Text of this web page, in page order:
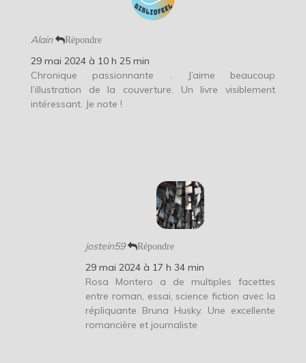
Alain Répondre
29 mai 2024 à 10 h 25 min
Chronique passionnante
. J’aime beaucoup
l’illustration de la couverture. Un livre visiblement
intéressant. Je note !
jostein59 Répondre
29 mai 2024 à 17 h 34 min
Rosa Montero a de multiples facettes
entre roman, essai, science fiction avec la
répliquante Bruna Husky. Une excellente
romancière et journaliste